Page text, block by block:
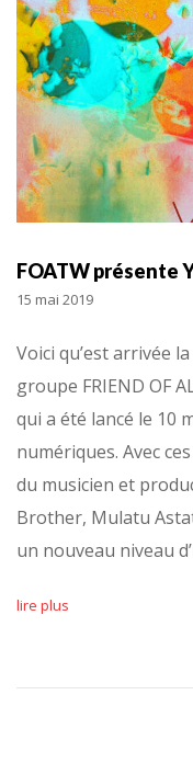
FOATW présente
15 mai 2019
Voici qu’est arrivée
groupe FRIEND OF
qui a été lancé le 10
numériques. Avec
du musicien et
Brother, Mulatu
un nouveau niveau
lire plus